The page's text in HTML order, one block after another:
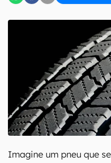
Uso e Política de
Imagine um pneu que